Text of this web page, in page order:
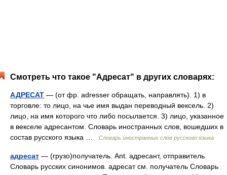
Смотреть что такое "Адресат" в других словарях:
АДРЕСАТ — (от фр. adresser обращать, направлять). 1) в
торговле: то лицо, на чье имя выдан переводный вексель. 2)
лицо, на имя которого что либо посылается. 3) лицо, указанное
в векселе адресантом. Словарь иностранных слов, вошедших в
состав русского языка …
Словарь иностранных слов русского языка
адресат — (грузо)получатель. Ant. адресант, отправитель
Словарь русских синонимов. адресат см. получатель Словарь